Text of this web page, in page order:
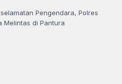
Pengendara, Polres
Melintas di Pantura